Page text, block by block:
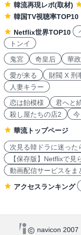
韓流再現レポ(取材)
韓国TV視聴率TOP10
Netflix世界TOP10
トンイ
鬼宮
奇皇后 華政
愛が来る 財閥 X 刑
人妻キラー
恋は飴模様
君へと
殺し屋たちの店2
華流トップページ
次見る韓ドラに迷った
【保存版】Netflixで
動画配信サービスをま
アクセスランキング
navicon 2007